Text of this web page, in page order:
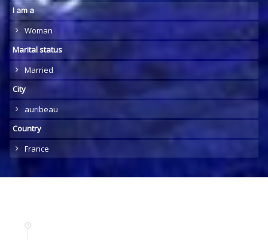
I am a
Woman
Marital status
Married
City
auribeau
Country
France